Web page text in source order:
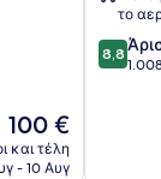
Η
τιμή
είναι
100 €
και τέλη
- 10 Αυγ
Νησί
Bay
το
8.8
στα
8,8